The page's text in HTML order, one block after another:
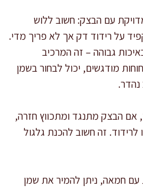
עם הבצק: חשוב ללוש
על רידוד דק אך לא פריך מדי.
גבוהה – זה המרכיב
מודגשים, יכול לבחור בשמן
נהדר.
אם הבצק מתנגד ומתכווץ חזרה,
וחזרו לרידוד. זה חשוב להכנת גלגול
חמאה, ניתן להמיר את שמן